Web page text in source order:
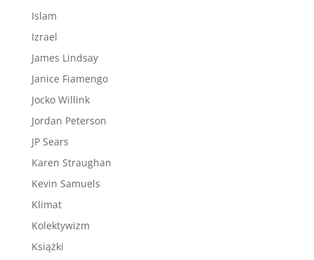
Islam
Izrael
James Lindsay
Janice Fiamengo
Jocko Willink
Jordan Peterson
JP Sears
Karen Straughan
Kevin Samuels
Klimat
Kolektywizm
Książki